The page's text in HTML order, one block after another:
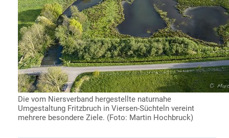
Die vom Niersverband hergestellte naturnahe
Umgestaltung Fritzbruch in Viersen-Süchteln vereint
mehrere besondere Ziele. (Foto: Martin Hochbruck)